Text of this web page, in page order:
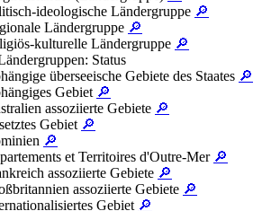
ideologische Ländergruppe 🔎
Ländergruppe 🔎
kulturelle Ländergruppe 🔎
Status
überseeische Gebiete des Staates 🔎
Gebiet 🔎
assoziierte Gebiete 🔎
Gebiet 🔎
🔎
et Territoires d'Outre-Mer 🔎
assoziierte Gebiete 🔎
assoziierte Gebiete 🔎
Gebiet 🔎